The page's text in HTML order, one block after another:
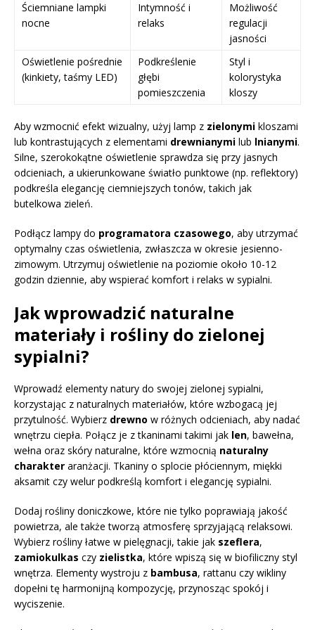
Ściemniane lampki
nocne
Intymność i
relaks
Możliwość
regulacji
jasności
Oświetlenie pośrednie
(kinkiety, taśmy LED)
Podkreślenie
głębi
pomieszczenia
Styl i
kolorystyka
kloszy
Aby wzmocnić efekt wizualny, użyj lamp z zielonymi kloszami
lub kontrastujących z elementami drewnianymi lub lnianymi.
Silne, szerokokątne oświetlenie sprawdza się przy jasnych
odcieniach, a ukierunkowane światło punktowe (np. reflektory)
podkreśla elegancję ciemniejszych tonów, takich jak
butelkowa zieleń.
Podłącz lampy do programatora czasowego, aby utrzymać
optymalny czas oświetlenia, zwłaszcza w okresie jesienno-
zimowym. Utrzymuj oświetlenie na poziomie około 10-12
godzin dziennie, aby wspierać komfort i relaks w sypialni.
Jak wprowadzić naturalne
materiały i rośliny do zielonej
sypialni?
Wprowadź elementy natury do swojej zielonej sypialni,
korzystając z naturalnych materiałów, które wzbogacą jej
przytulność. Wybierz drewno w różnych odcieniach, aby nadać
wnętrzu ciepła. Połącz je z tkaninami takimi jak len, bawełna,
wełna oraz skóry naturalne, które wzmocnią naturalny
charakter aranżacji. Tkaniny o splocie płóciennym, miękki
aksamit czy welur podkreślą komfort i elegancję sypialni.
Dodaj rośliny doniczkowe, które nie tylko poprawiają jakość
powietrza, ale także tworzą atmosferę sprzyjającą relaksowi.
Wybierz rośliny łatwe w pielęgnacji, takie jak szeflera,
zamiokulkas czy zielistka, które wpiszą się w biofiliczny styl
wnętrza. Elementy wystroju z bambusa, rattanu czy wikliny
dopełni tę harmonijną kompozycję, przynosząc spokój i
wyciszenie.